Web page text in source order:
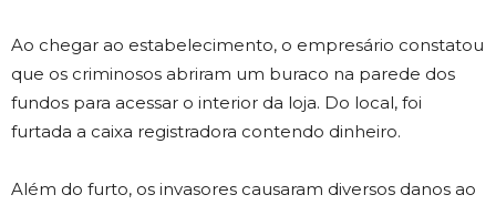
Ao chegar ao estabelecimento, o empresário constatou
que os criminosos abriram um buraco na parede dos
fundos para acessar o interior da loja. Do local, foi
furtada a caixa registradora contendo dinheiro.
Além do furto, os invasores causaram diversos danos ao